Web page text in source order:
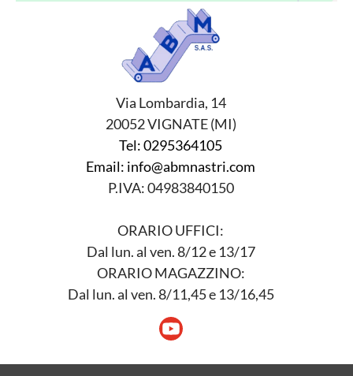
Via Lombardia, 14
20052 VIGNATE (MI)
Tel: 0295364105
Email: info@abmnastri.com
P.IVA: 04983840150
ORARIO UFFICI:
Dal lun. al ven. 8/12 e 13/17
ORARIO MAGAZZINO:
Dal lun. al ven. 8/11,45 e 13/16,45